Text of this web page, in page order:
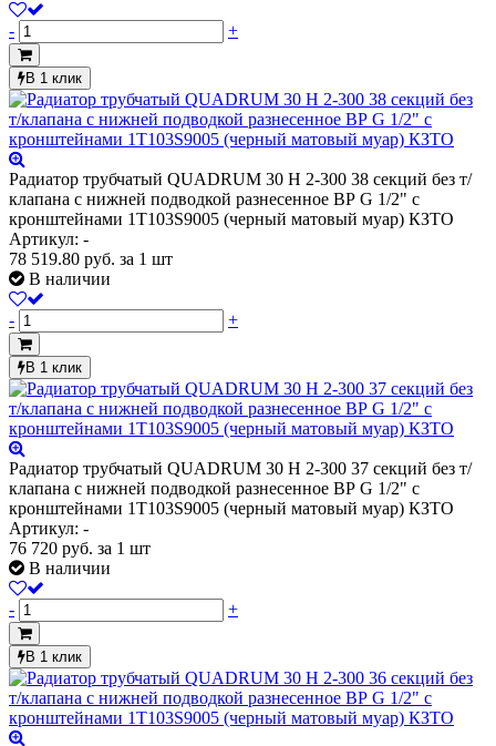
- +
В 1 клик
Радиатор трубчатый QUADRUM 30 H 2-300 38 секций без т/
клапана с нижней подводкой разнесенное ВР G 1/2" с
кронштейнами 1T103S9005 (черный матовый муар) КЗТО
Артикул: -
78 519.80 руб. за 1 шт
В наличии
- +
В 1 клик
Радиатор трубчатый QUADRUM 30 H 2-300 37 секций без т/
клапана с нижней подводкой разнесенное ВР G 1/2" с
кронштейнами 1T103S9005 (черный матовый муар) КЗТО
Артикул: -
76 720 руб. за 1 шт
В наличии
- +
В 1 клик